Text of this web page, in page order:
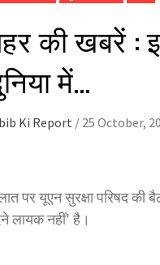
की खबरें :
में…
Ki Report / 25 October,
पर यूएन सुरक्षा परिषद
लायक नहीं’ है।